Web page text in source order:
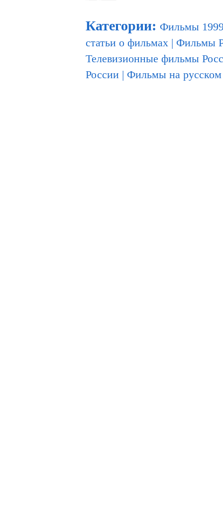
Категории: Фильмы
статьи о фильмах | Фильмы
Телевизионные фильмы
России | Фильмы на русском